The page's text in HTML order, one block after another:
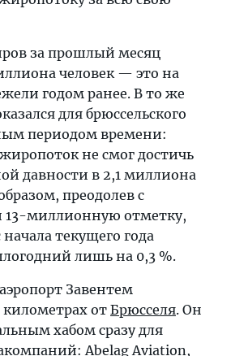
за прошлый месяц
человек — это на
годом ранее. В то же
для брюссельского
периодом времени:
не смог достичь
давности в 2,1 миллиона
преодолев с
13-миллионную отметку,
текущего года
лишь на 0,3 %.
Завентем
километрах от Брюсселя. Он
хабом сразу для
Abelag Aviation,